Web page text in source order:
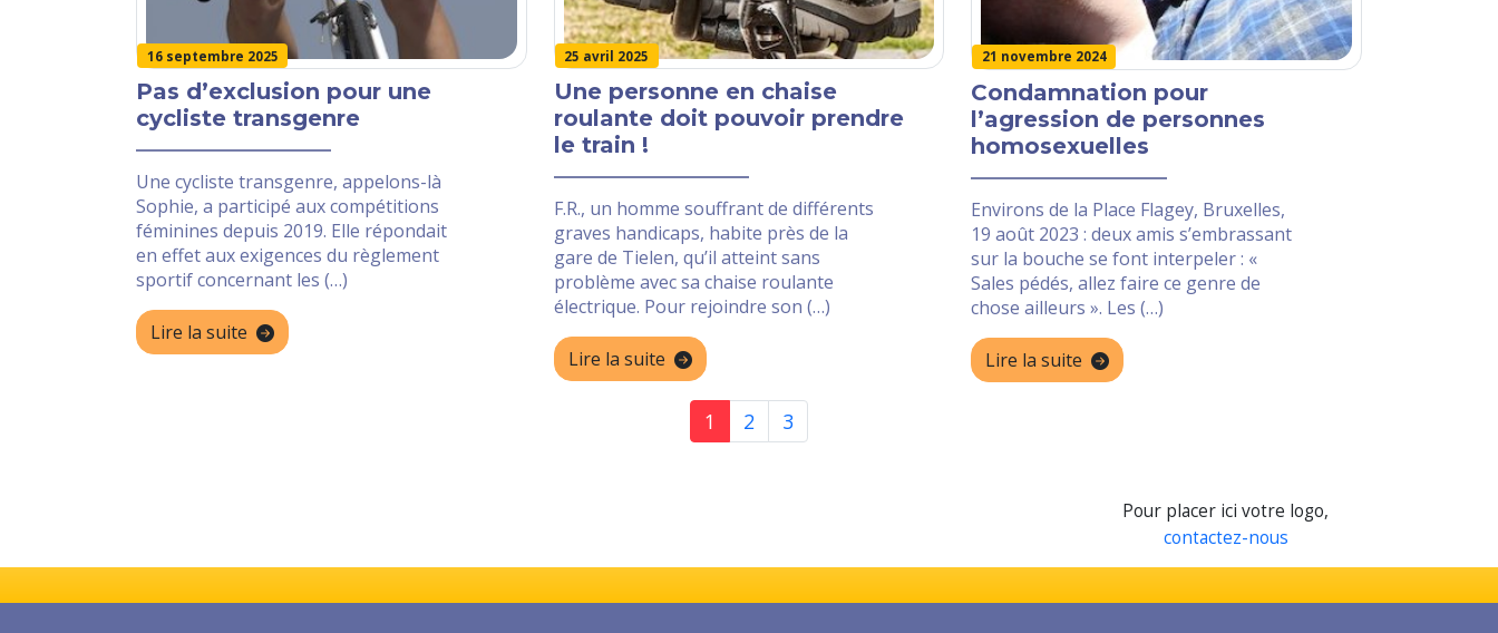
16 septembre 2025
Pas d’exclusion pour une
cycliste transgenre
Une cycliste transgenre, appelons-là
Sophie, a participé aux compétitions
féminines depuis 2019. Elle répondait
en effet aux exigences du règlement
sportif concernant les (…)
Lire la suite
25 avril 2025
Une personne en chaise
roulante doit pouvoir prendre
le train !
F.R., un homme souffrant de différents
graves handicaps, habite près de la
gare de Tielen, qu’il atteint sans
problème avec sa chaise roulante
électrique. Pour rejoindre son (…)
Lire la suite
21 novembre 2024
Condamnation pour
l’agression de personnes
homosexuelles
Environs de la Place Flagey, Bruxelles,
19 août 2023 : deux amis s’embrassant
sur la bouche se font interpeler : «
Sales pédés, allez faire ce genre de
chose ailleurs ». Les (…)
Lire la suite
1 2 3
Pour placer ici votre logo,
contactez-nous